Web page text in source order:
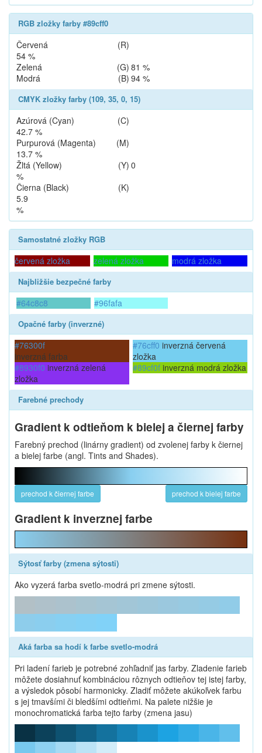
RGB zložky farby #89cff0
Červená
(R)
54 %
Zelená
(G) 81 %
Modrá
(B) 94 %
CMYK zložky farby (109, 35, 0, 15)
Azúrová (Cyan)
(C)
42.7 %
Purpurová (Magenta)
(M)
13.7 %
Žltá (Yellow)
(Y) 0
%
Čierna (Black)
(K)
5.9
%
Samostatné zložky RGB
červená zložka zelená zložka modrá zložka
Najbližšie bezpečné farby
#64c8c8 #96fafa
Opačné farby (inverzné)
#76300f
inverzná farba
#76cff0 inverzná červená
zložka
#8930f0 inverzná zelená
zložka
#89cf0f inverzná modrá zložka
Farebné prechody
Gradient k odtieňom k bielej a čiernej farby
Farebný prechod (linárny gradient) od zvolenej farby k čiernej
a bielej farbe (angl. Tints and Shades).
prechod k čiernej farbe prechod k bielej farbe
Gradient k inverznej farbe
Sýtosť farby (zmena sýtosti)
Ako vyzerá farba svetlo-modrá pri zmene sýtosti.
Aká farba sa hodí k farbe svetlo-modrá
Pri ladení farieb je potrebné zohľadniť jas farby. Zladenie farieb
môžete dosiahnuť kombináciou rôznych odtieňov tej istej farby,
a výsledok pôsobí harmonicky. Zladiť môžete akúkoľvek farbu
s jej tmavšími či bledšími odtieňmi. Na palete nižšie je
monochromatická farba tejto farby (zmena jasu)